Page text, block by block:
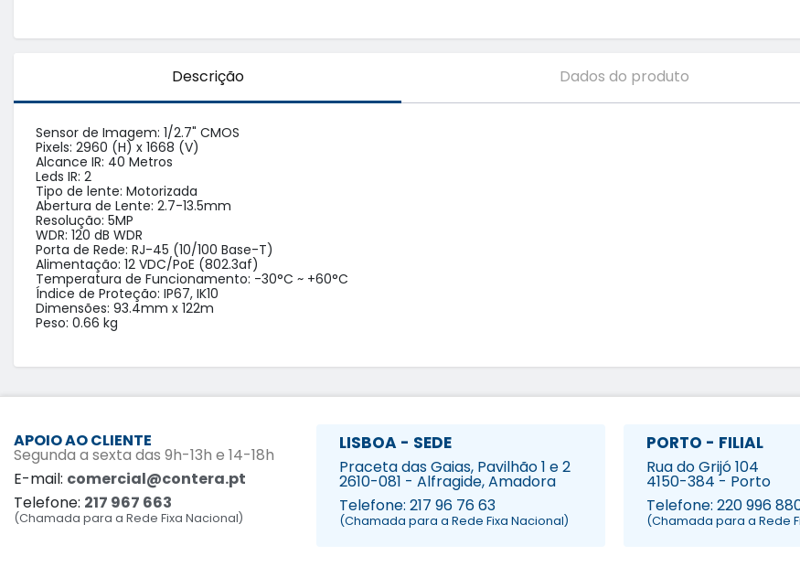
Descrição Dados do produto
Sensor de Imagem: 1/2.7" CMOS
Pixels: 2960 (H) x 1668 (V)
Alcance IR: 40 Metros
Leds IR: 2
Tipo de lente: Motorizada
Abertura de Lente: 2.7-13.5mm
Resolução: 5MP
WDR: 120 dB WDR
Porta de Rede: RJ-45 (10/100 Base-T)
Alimentação: 12 VDC/PoE (802.3af)
Temperatura de Funcionamento: -30°C ~ +60°C
Índice de Proteção: IP67, IK10
Dimensões: 93.4mm x 122m
Peso: 0.66 kg
APOIO AO CLIENTE
Segunda a sexta das 9h-13h e 14-18h
E-mail: comercial@contera.pt
Telefone: 217 967 663
(Chamada para a Rede Fixa Nacional)
LISBOA - SEDE
Praceta das Gaias, Pavilhão 1 e 2
2610-081 - Alfragide, Amadora
Telefone: 217 96 76 63
(Chamada para a Rede Fixa Nacional)
PORTO - FILIAL
Rua do Grijó 104
4150-384 - Porto
Telefone: 220 996
(Chamada para a Rede